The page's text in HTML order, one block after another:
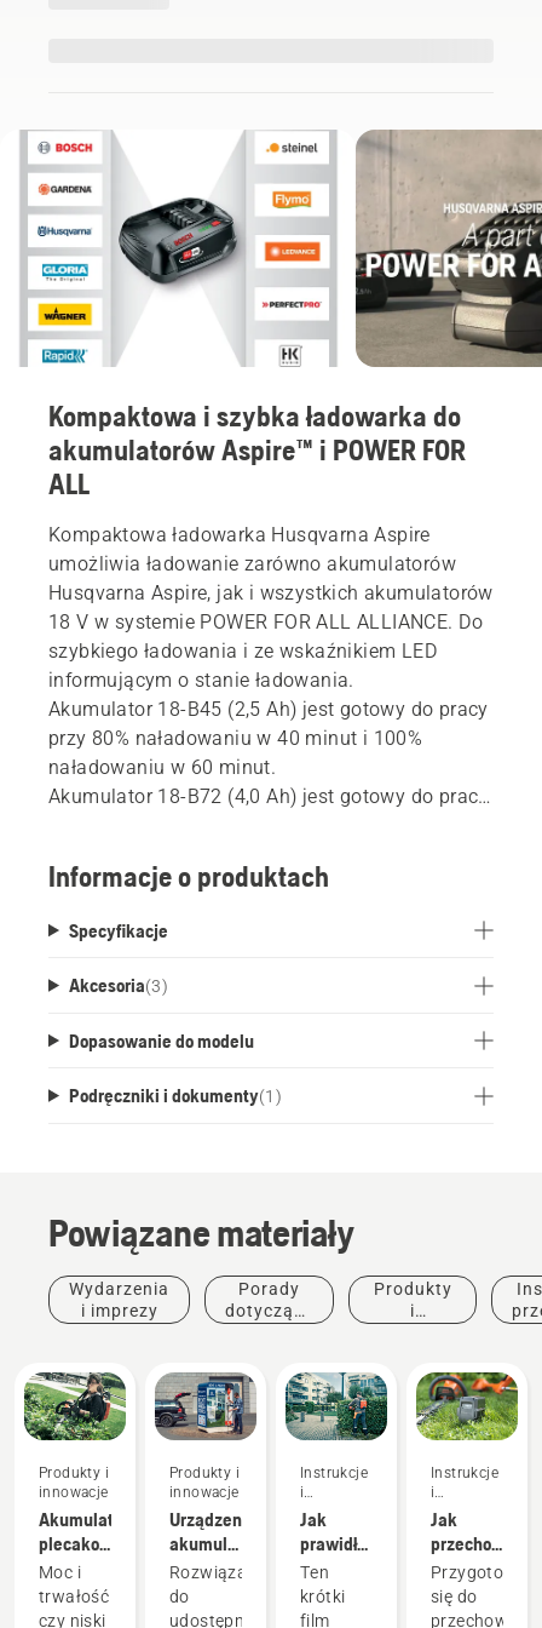
Kompaktowa i szybka ładowarka do
akumulatorów Aspire™ i POWER FOR
ALL
Kompaktowa ładowarka Husqvarna Aspire
umożliwia ładowanie zarówno akumulatorów
Husqvarna Aspire, jak i wszystkich akumulatorów
18 V w systemie POWER FOR ALL ALLIANCE. Do
szybkiego ładowania i ze wskaźnikiem LED
informującym o stanie ładowania.
Akumulator 18-B45 (2,5 Ah) jest gotowy do pracy
przy 80% naładowaniu w 40 minut i 100%
naładowaniu w 60 minut.
Akumulator 18-B72 (4,0 Ah) jest gotowy do pracy
Ta ładowarka jest częścią POWER FOR ALL
wiodących producentów akumulatorów
można używać do wszystkich akumulatorów
będących częścią tego sojuszu. Oznacza to, że
nie musisz już kupować osobnej ładowarki do
każdego akumulatora i produktu.
Informacje o produktach
Specyfikacje
Akcesoria(3)
Dopasowanie do modelu
Podręczniki i dokumenty(1 )
Powiązane materiały
Wydarzenia
i imprezy
Porady
dotyczące
Produkty
i
Produkty i
innowacje
Akumulator
plecakowy:
Rewolucja
w
narzędziach
Moc i
trwałość
czy niski
Produkty i
innowacje
Urządzenia
akumulatorowe
do
udostępniania
za
Rozwiązanie
do
udostępniania
Instrukcje
i
przewodniki
Jak
prawidłowo
skonfigurować
i
zamocować
Ten
krótki
film
Instrukcje
i
przewodniki
Jak
akumulator
Husqvarna
w
się do